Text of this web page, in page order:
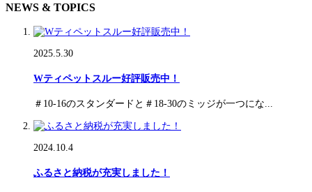
NEWS & TOPICS
2025.5.30
Wティペットスルー好評販売中！
＃10-16のスタンダードと＃18-30のミッジが一つにな...
2024.10.4
ふるさと納税が充実しました！